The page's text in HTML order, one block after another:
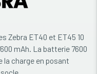
Zebra ET40 et ET45 10
mAh. La batterie 7600
la charge en posant